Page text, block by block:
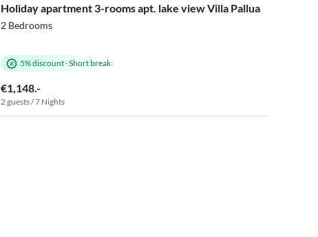
Holiday apartment 3-rooms apt. lake view Villa Pallua
2 Bedrooms
5% discount·Short break
€1,148.-
2 guests / 7 Nights